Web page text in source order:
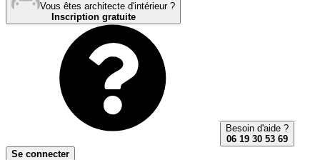
Vous êtes architecte d'intérieur ?
Inscription gratuite
Besoin d'aide ?
06 19 30 53 69
Se connecter